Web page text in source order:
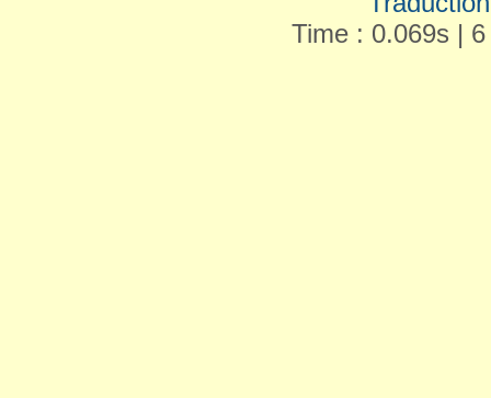
Time : 0.069s |